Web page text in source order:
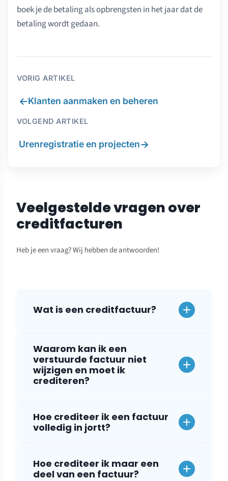
boek je de betaling als opbrengsten in het jaar dat de
betaling wordt gedaan.
VORIG ARTIKEL
←Klanten aanmaken en beheren
VOLGEND ARTIKEL
Urenregistratie en projecten→
Veelgestelde vragen over
creditfacturen
Heb je een vraag? Wij hebben de antwoorden!
Wat is een creditfactuur?
Waarom kan ik een
verstuurde factuur niet
wijzigen en moet ik
crediteren?
Hoe crediteer ik een factuur
volledig in jortt?
Hoe crediteer ik maar een
deel van een factuur?